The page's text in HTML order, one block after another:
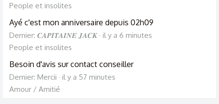
People et insolites
Ayé c'est mon anniversaire depuis 02h09
Dernier: 𝑪𝑨𝑷𝑰𝑻𝑨𝑰𝑵𝑬 𝑱𝑨𝑪𝑲 il y a 6 minutes
People et insolites
Besoin d'avis sur contact conseiller
Dernier: Mercii
il y a 57 minutes
Amour / Amitié